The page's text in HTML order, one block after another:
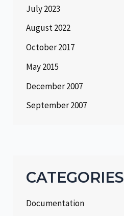
July 2023
August 2022
October 2017
May 2015
December 2007
September 2007
CATEGORIES
Documentation